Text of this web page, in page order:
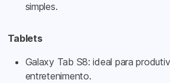
simples.
Tablets
Galaxy Tab S8: ideal para
entretenimento.